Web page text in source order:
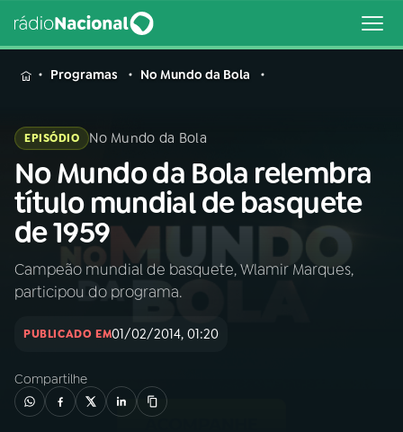
MENU
Buscar
na
Rádio
Nacional
Buscar
AO VIVO
INÍCIO
02A RÁDIO
Programas No Mundo da Bola
EPISÓDIO No Mundo da Bola
No Mundo da Bola relembra
título mundial de basquete
de 1959
Campeão mundial de basquete, Wlamir Marques,
participou do programa.
PUBLICADO EM01/02/2014, 01:20
Compartilhe